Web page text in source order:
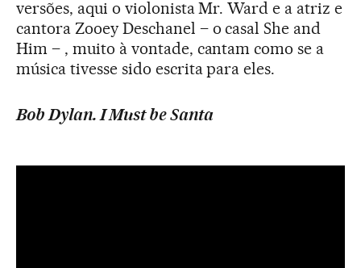
versões, aqui o violonista Mr. Ward e a atriz e
cantora Zooey Deschanel – o casal She and
Him – , muito à vontade, cantam como se a
música tivesse sido escrita para eles.
Bob Dylan. I Must be Santa